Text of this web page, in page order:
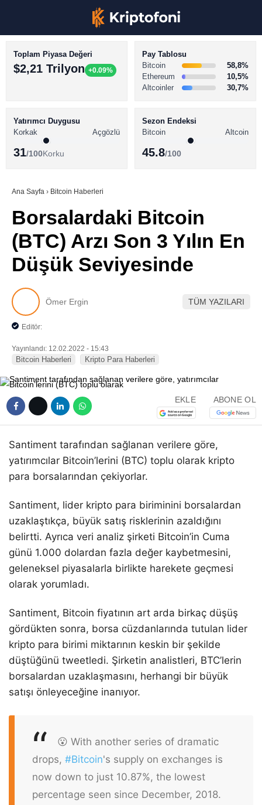
Youtube
TikTok
BİTCOİN HABERLERİ
ALTCOİN HABERLERİ
SÖZLÜK
Toplam Piyasa Değeri
$2,21 Trilyon +0.09%
Pay Tablosu
Bitcoin
58,8%
Ethereum
10,5%
Altcoinler
30,7%
Yatırımcı Duygusu
Korkak
Açgözlü
31/100Korku
Sezon Endeksi
Bitcoin
Altcoin
45.8/100
Ana Sayfa › Bitcoin Haberleri
Borsalardaki Bitcoin
(BTC) Arzı Son 3 Yılın En
Düşük Seviyesinde
Ömer Ergin TÜM YAZILARI
Editör:
Yayınlandı: 12.02.2022 - 15:43
Bitcoin Haberleri Kripto Para Haberleri
EKLE ABONE OL
Santiment tarafından sağlanan verilere göre,
yatırımcılar Bitcoin’lerini (BTC) toplu olarak kripto
para borsalarından çekiyorlar.
Santiment, lider kripto para biriminini borsalardan
uzaklaştıkça, büyük satış risklerinin azaldığını
belirtti. Ayrıca veri analiz şirketi Bitcoin’in Cuma
günü 1.000 dolardan fazla değer kaybetmesini,
geleneksel piyasalarla birlikte harekete geçmesi
olarak yorumladı.
Santiment, Bitcoin fiyatının art arda birkaç düşüş
gördükten sonra, borsa cüzdanlarında tutulan lider
kripto para birimi miktarının keskin bir şekilde
düştüğünü tweetledi. Şirketin analistleri, BTC’lerin
borsalardan uzaklaşmasını, herhangi bir büyük
satışı önleyeceğine inanıyor.
😮 With another series of dramatic
drops, #Bitcoin's supply on exchanges is
now down to just 10.87%, the lowest
percentage seen since December, 2018.